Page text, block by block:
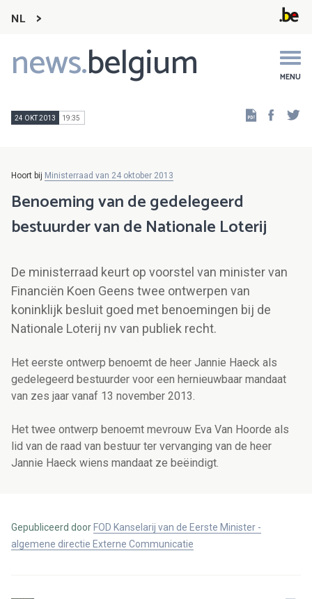
NL
news.belgium MENU
Main
navigation
24 OKT 2013 19:35
Hoort bij Ministerraad van 24 oktober 2013
Benoeming van de gedelegeerd
bestuurder van de Nationale Loterij
De ministerraad keurt op voorstel van minister van
Financiën Koen Geens twee ontwerpen van
koninklijk besluit goed met benoemingen bij de
Nationale Loterij nv van publiek recht.
Het eerste ontwerp benoemt de heer Jannie Haeck als
gedelegeerd bestuurder voor een hernieuwbaar mandaat
van zes jaar vanaf 13 november 2013.
Het twee ontwerp benoemt mevrouw Eva Van Hoorde als
lid van de raad van bestuur ter vervanging van de heer
Jannie Haeck wiens mandaat ze beëindigt.
Gepubliceerd door FOD Kanselarij van de Eerste Minister -
algemene directie Externe Communicatie